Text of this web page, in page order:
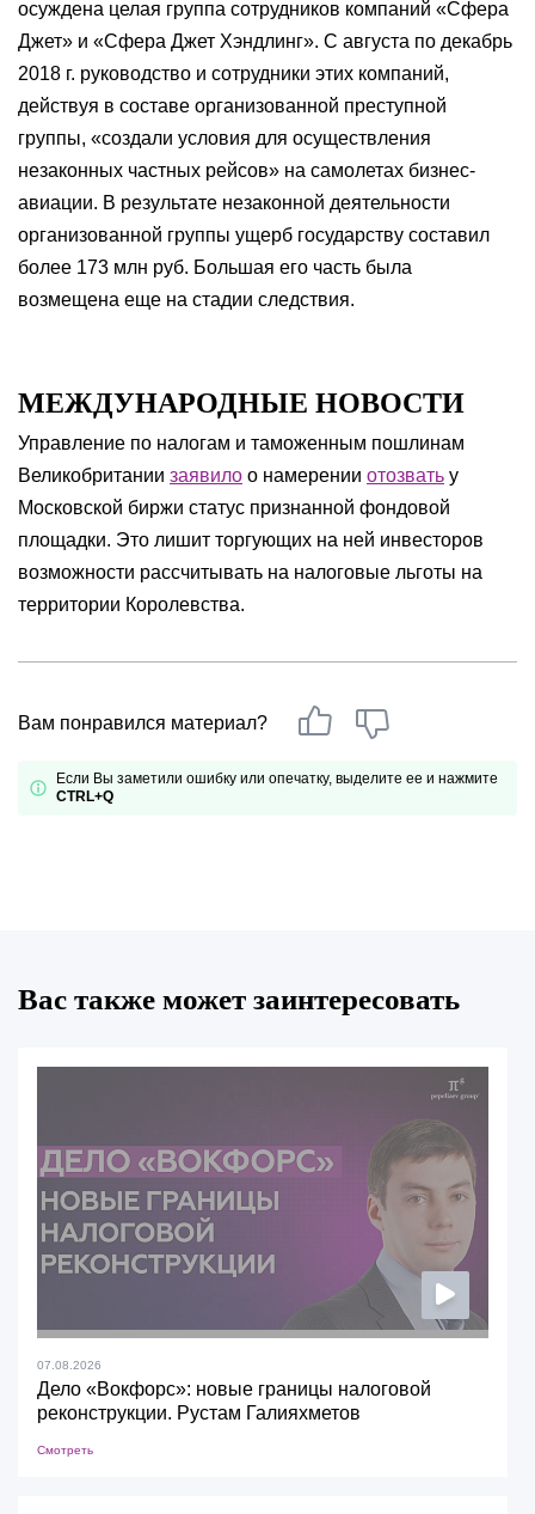
осуждена целая группа сотрудников компаний «Сфера
Джет» и «Сфера Джет Хэндлинг». С августа по декабрь
2018 г. руководство и сотрудники этих компаний,
действуя в составе организованной преступной
группы, «создали условия для осуществления
незаконных частных рейсов» на самолетах бизнес-
авиации. В результате незаконной деятельности
организованной группы ущерб государству составил
более 173 млн руб. Большая его часть была
возмещена еще на стадии следствия.
МЕЖДУНАРОДНЫЕ НОВОСТИ
Управление по налогам и таможенным пошлинам
Великобритании заявило о намерении отозвать у
Московской биржи статус признанной фондовой
площадки. Это лишит торгующих на ней инвесторов
возможности рассчитывать на налоговые льготы на
территории Королевства.
Вам понравился материал?
Если Вы заметили ошибку или опечатку, выделите ее и нажмите
CTRL+Q
Вас также может заинтересовать
07.08.2026
Дело «Вокфорс»: новые границы налоговой
реконструкции. Рустам Галияхметов
Смотреть